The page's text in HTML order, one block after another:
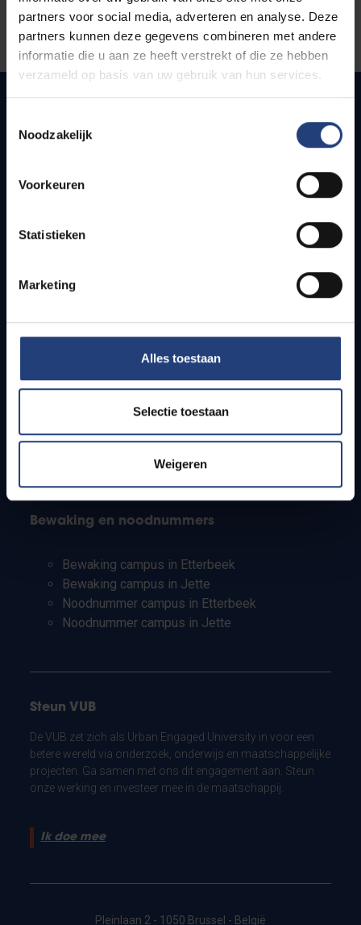
partners voor social media, adverteren en analyse. Deze
partners kunnen deze gegevens combineren met andere
informatie die u aan ze heeft verstrekt of die ze hebben
verzameld op basis van uw gebruik van hun services.
Noodzakelijk
Voorkeuren
Statistieken
Marketing
Alles toestaan
Selectie toestaan
Weigeren
Snel naar
Bereikbaarheid
Studenten
PhD-studenten
Leerkrachten en secundaire scholen
Bewaking en noodnummers
Bewaking campus in Etterbeek
Bewaking campus in Jette
Noodnummer campus in Etterbeek
Noodnummer campus in Jette
Steun VUB
De VUB zet zich als Urban Engaged University in voor een
betere wereld via onderzoek, onderwijs en maatschappelijke
projecten. Ga samen met ons dit engagement aan. Steun
onze werking en investeer mee in de maatschappij.
Ik doe mee
Pleinlaan 2 - 1050 Brussel - België